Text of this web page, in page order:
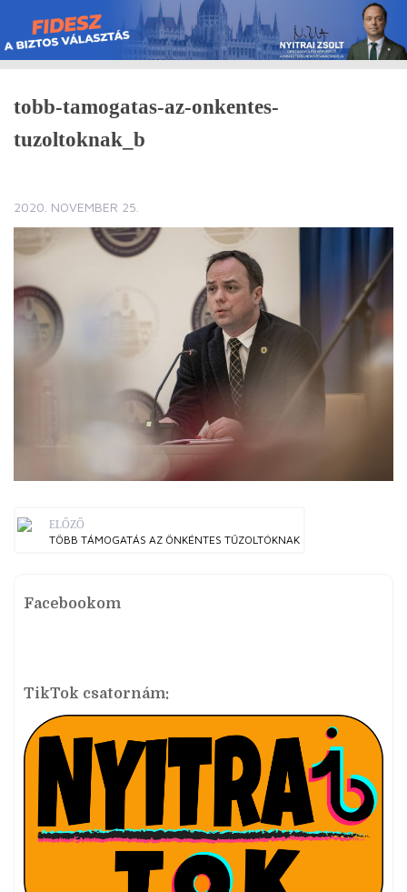
Skip
to
content
tobb-tamogatas-az-onkentes-
tuzoltoknak_b
2020. NOVEMBER 25.
ELŐZŐ
TÖBB TÁMOGATÁS AZ ÖNKÉNTES TŰZOLTÓKNAK
Facebookom
TikTok csatornám: